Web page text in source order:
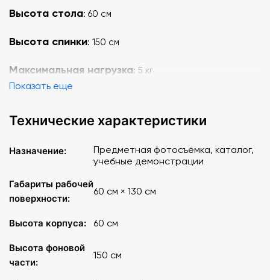
Высота стола: 60 см
Высота спинки: 150 см
Максимальная нагрузка: 5 кг
Показать еще
Технические характеристики
Назначение:
Предметная фотосъёмка, каталог,
учебные демонстрации
Габариты рабочей
поверхности:
60 см × 130 см
Высота корпуса: 60 см
Высота фоновой
части:
150 см